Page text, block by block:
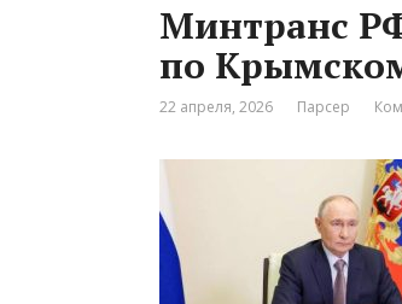
Минтранс
по
22 апреля, 2026 Парсер